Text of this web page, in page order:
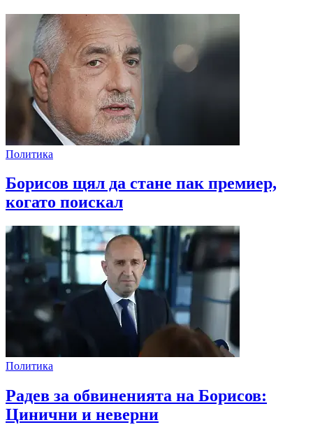
Политика
Борисов щял да стане пак премиер,
когато поискал
Политика
Радев за обвиненията на Борисов:
Цинични и неверни